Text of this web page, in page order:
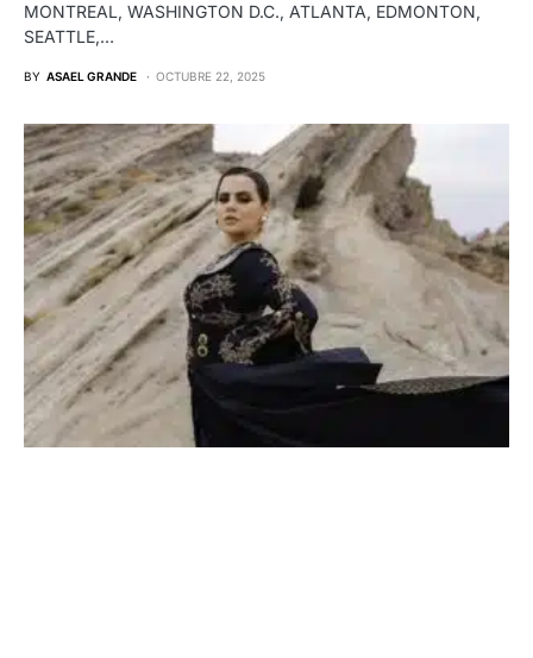
MONTREAL, WASHINGTON D.C., ATLANTA, EDMONTON,
SEATTLE,…
BY ASAEL GRANDE OCTUBRE 22, 2025